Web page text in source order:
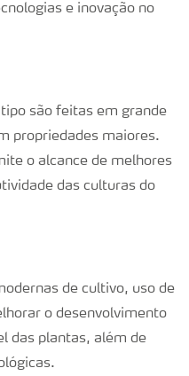
e inovação no
são feitas em grande
propriedades maiores.
o alcance de melhores
das culturas do
de cultivo, uso de
o desenvolvimento
das plantas, além de